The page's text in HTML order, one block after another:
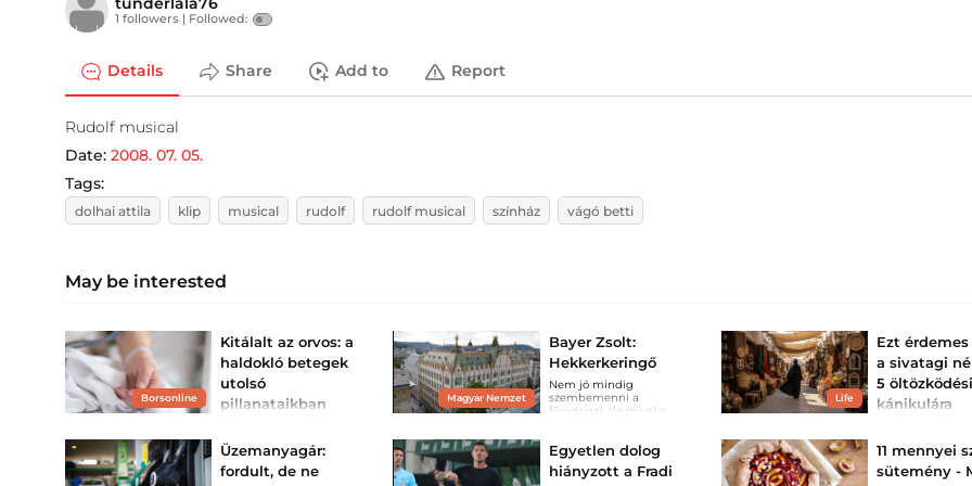
1 followers | Followed:
Details Share Add to Report
Rudolf musical
Date: 2008. 07. 05.
Tags:
dolhai attila klip musical rudolf rudolf musical színház vágó betti
May be interested
Borsonline
Kitálalt az orvos: a
haldokló betegek
utolsó
pillanataikban
élik át
Egy visszatérő jelenséget
figyelt meg a haldokló
Magyar Nemzet
Bayer Zsolt:
Hekkerkeringő
Nem jó mindig
szembemenni a
fősodorral, de mivel a
mégis felemelő.
Life
Ezt
a sivatagi
5
kánikulára
magunkról a
pedig nem
a legjobb
Üzemanyagár:
fordult, de ne
Egyetlen dolog
hiányzott a Fradi
11 mennyei
sütemény -